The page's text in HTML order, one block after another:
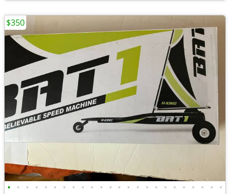
• • • • • • • • • • • • • • • • • • • • • • • •
$350